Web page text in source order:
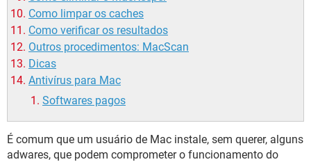
Como limpar os caches
Como verificar os resultados
Outros procedimentos: MacScan
Dicas
Antivírus para Mac
Softwares pagos
É comum que um usuário de Mac instale, sem querer, alguns
adwares, que podem comprometer o funcionamento do